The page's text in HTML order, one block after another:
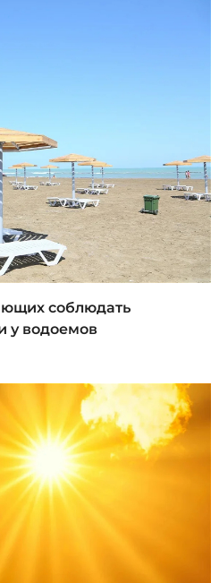
соблюдать
у водоемов